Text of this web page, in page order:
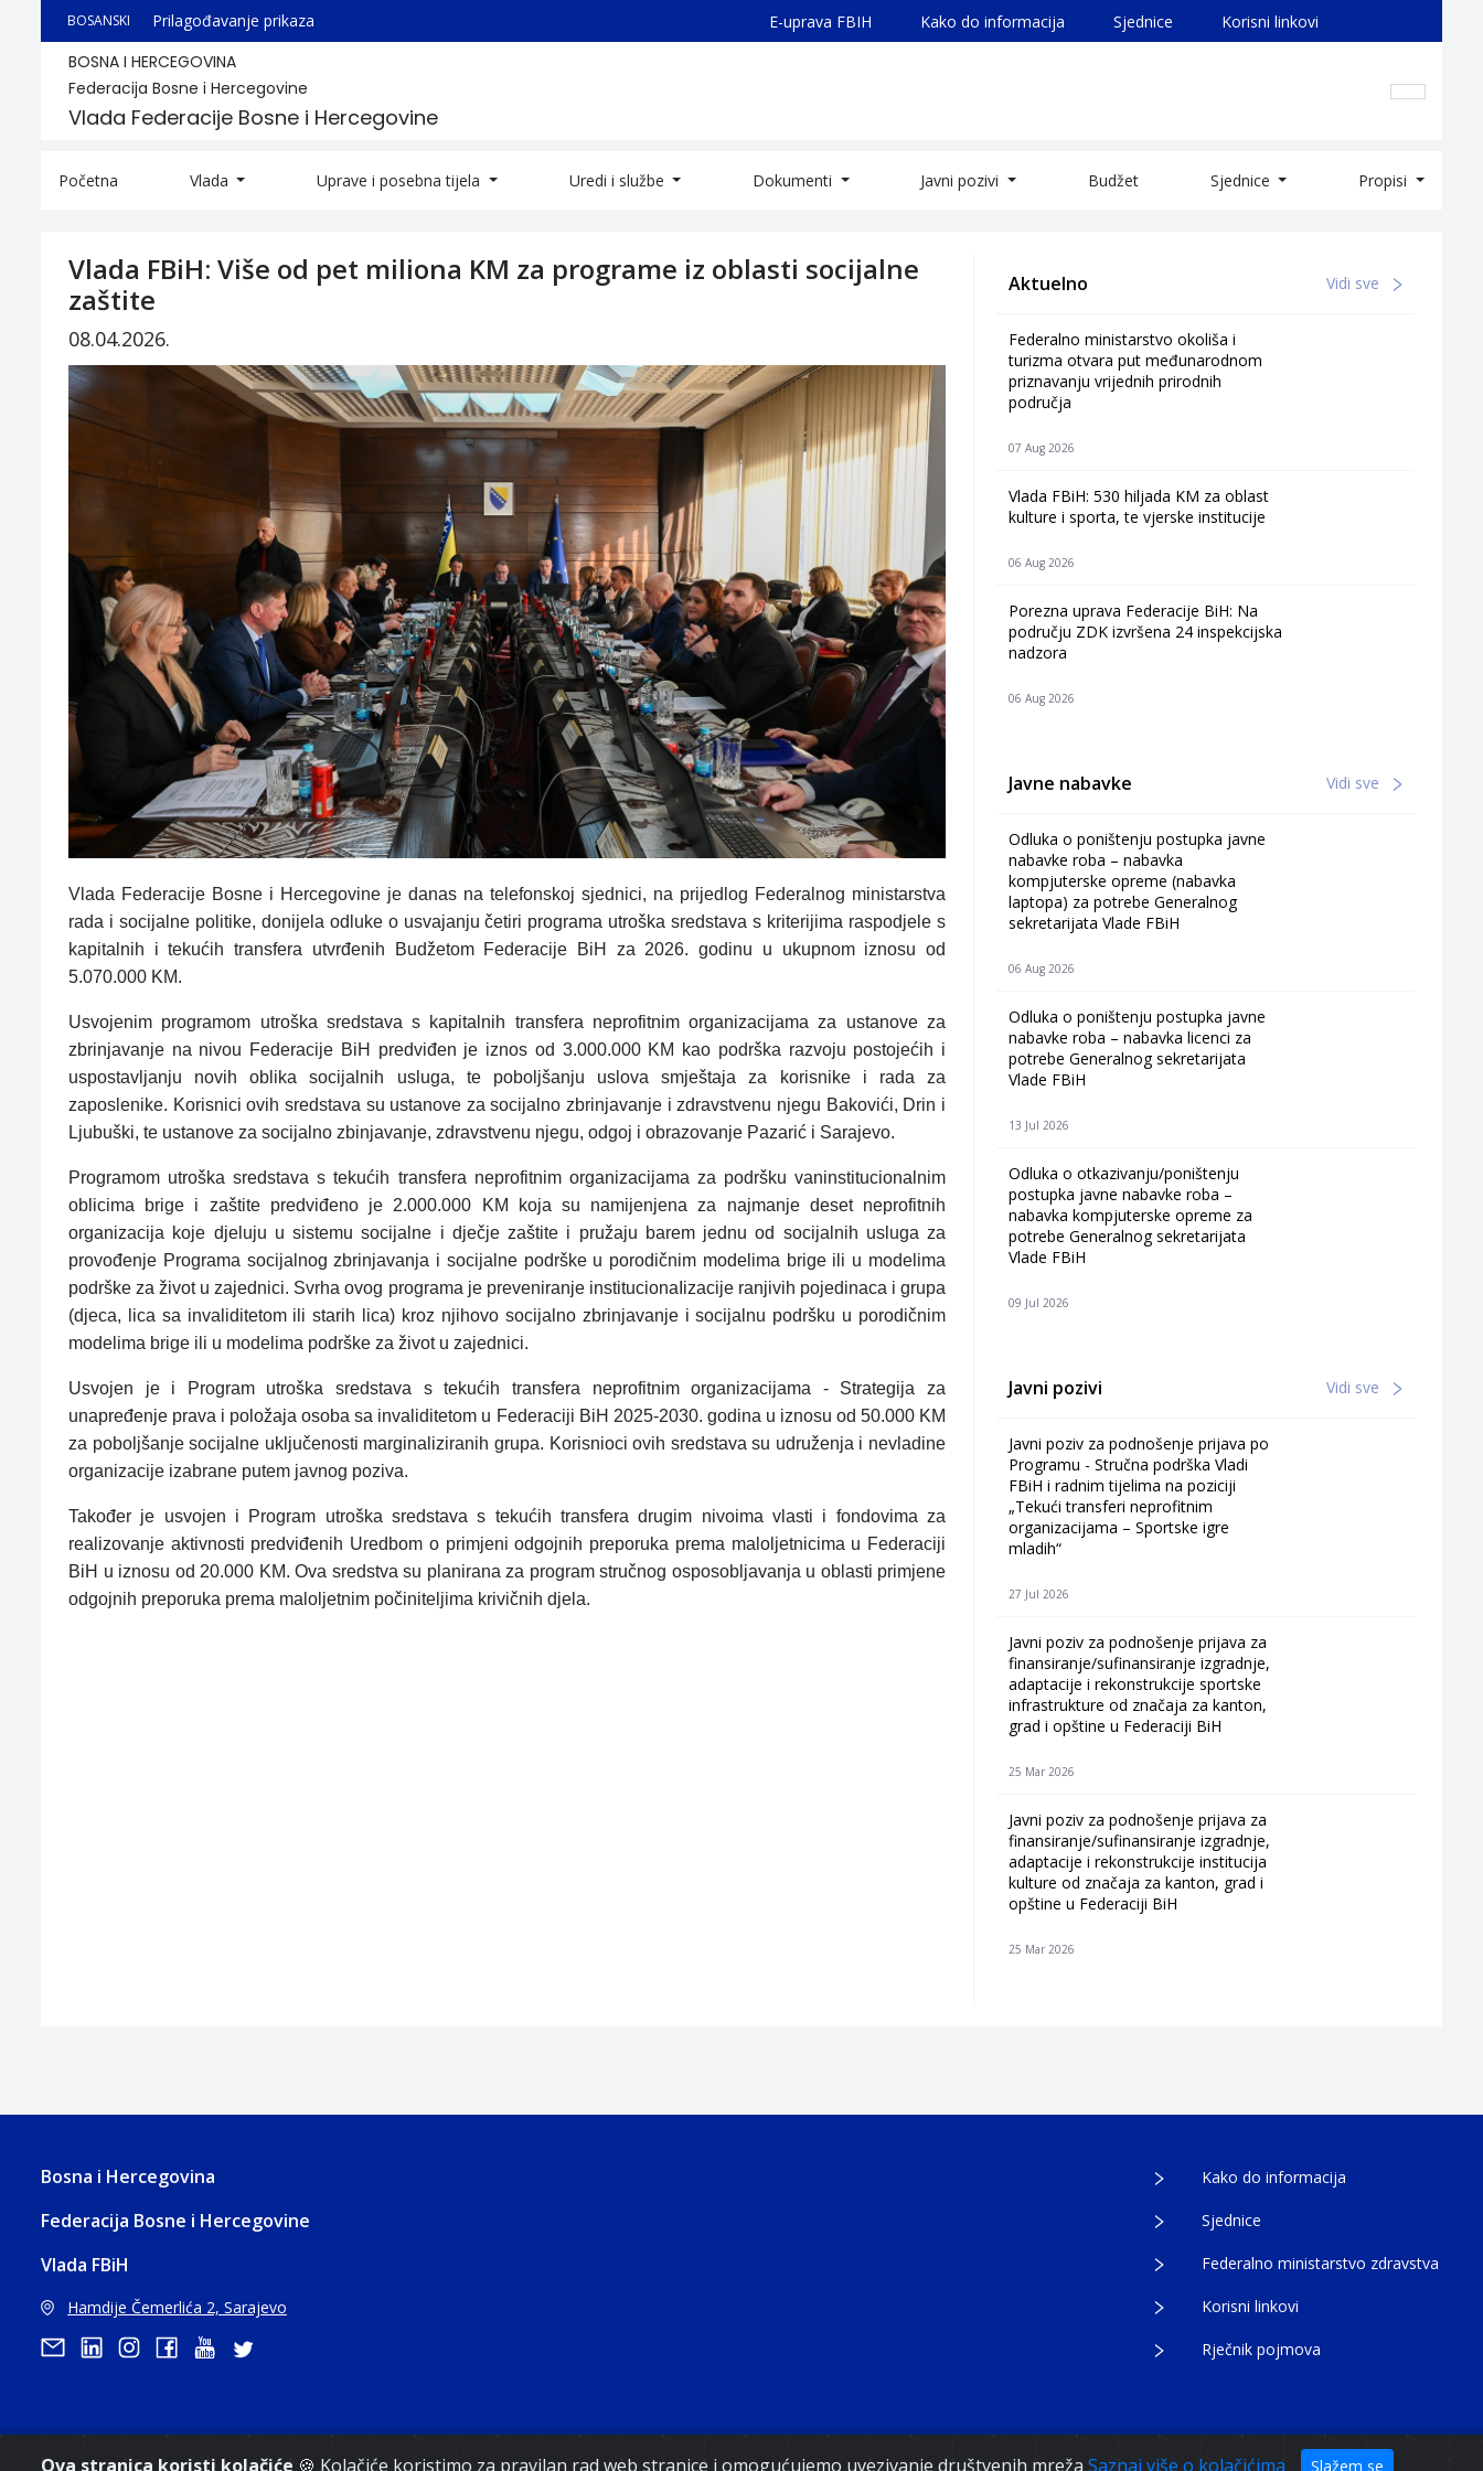
Ova stranica koristi kolačiće 🍪 Kolačiće koristimo za pravilan rad web stranice i omogućujemo uvezivanje društvenih mreža Saznaj više o kolačićima Slažem se
BOSANSKI Prilagođavanje prikaza E-uprava FBIH Kako do informacija Sjednice Korisni linkovi
BOSNA I HERCEGOVINA
Federacija Bosne i Hercegovine
Vlada Federacije Bosne i Hercegovine
Početna Vlada Uprave i posebna tijela Uredi i službe Dokumenti Javni pozivi Budžet Sjednice Propisi
Vlada FBiH: Više od pet miliona KM za programe iz oblasti socijalne
zaštite
08.04.2026.
Vlada Federacije Bosne i Hercegovine je danas na telefonskoj sjednici, na prijedlog Federalnog ministarstva
rada i socijalne politike, donijela odluke o usvajanju četiri programa utroška sredstava s kriterijima raspodjele s
kapitalnih i tekućih transfera utvrđenih Budžetom Federacije BiH za 2026. godinu u ukupnom iznosu od
5.070.000 KM.
Usvojenim programom utroška sredstava s kapitalnih transfera neprofitnim organizacijama za ustanove za
zbrinjavanje na nivou Federacije BiH predviđen je iznos od 3.000.000 KM kao podrška razvoju postojećih i
uspostavljanju novih oblika socijalnih usluga, te poboljšanju uslova smještaja za korisnike i rada za
zaposlenike. Korisnici ovih sredstava su ustanove za socijalno zbrinjavanje i zdravstvenu njegu Bakovići, Drin i
Ljubuški, te ustanove za socijalno zbinjavanje, zdravstvenu njegu, odgoj i obrazovanje Pazarić i Sarajevo.
Programom utroška sredstava s tekućih transfera neprofitnim organizacijama za podršku vaninstitucionalnim
oblicima brige i zaštite predviđeno je 2.000.000 KM koja su namijenjena za najmanje deset neprofitnih
organizacija koje djeluju u sistemu socijalne i dječje zaštite i pružaju barem jednu od socijalnih usluga za
provođenje Programa socijalnog zbrinjavanja i socijalne podrške u porodičnim modelima brige ili u modelima
podrške za život u zajednici. Svrha ovog programa je preveniranje institucionaIizacije ranjivih pojedinaca i grupa
(djeca, lica sa invaliditetom ili starih lica) kroz njihovo socijalno zbrinjavanje i socijalnu podršku u porodičnim
modelima brige ili u modelima podrške za život u zajednici.
Usvojen je i Program utroška sredstava s tekućih transfera neprofitnim organizacijama - Strategija za
unapređenje prava i položaja osoba sa invaliditetom u Federaciji BiH 2025-2030. godina u iznosu od 50.000 KM
za poboljšanje socijalne uključenosti marginaliziranih grupa. Korisnioci ovih sredstava su udruženja i nevladine
organizacije izabrane putem javnog poziva.
Također je usvojen i Program utroška sredstava s tekućih transfera drugim nivoima vlasti i fondovima za
realizovanje aktivnosti predviđenih Uredbom o primjeni odgojnih preporuka prema maloljetnicima u Federaciji
BiH u iznosu od 20.000 KM. Ova sredstva su planirana za program stručnog osposobljavanja u oblasti primjene
odgojnih preporuka prema maloljetnim počiniteljima krivičnih djela.
Aktuelno Vidi sve
Federalno ministarstvo okoliša i
turizma otvara put međunarodnom
priznavanju vrijednih prirodnih
područja
07 Aug 2026
Vlada FBiH: 530 hiljada KM za oblast
kulture i sporta, te vjerske institucije
06 Aug 2026
Porezna uprava Federacije BiH: Na
području ZDK izvršena 24 inspekcijska
nadzora
06 Aug 2026
Javne nabavke Vidi sve
Odluka o poništenju postupka javne
nabavke roba – nabavka
kompjuterske opreme (nabavka
laptopa) za potrebe Generalnog
sekretarijata Vlade FBiH
06 Aug 2026
Odluka o poništenju postupka javne
nabavke roba – nabavka licenci za
potrebe Generalnog sekretarijata
Vlade FBiH
13 Jul 2026
Odluka o otkazivanju/poništenju
postupka javne nabavke roba –
nabavka kompjuterske opreme za
potrebe Generalnog sekretarijata
Vlade FBiH
09 Jul 2026
Javni pozivi Vidi sve
Javni poziv za podnošenje prijava po
Programu - Stručna podrška Vladi
FBiH i radnim tijelima na poziciji
„Tekući transferi neprofitnim
organizacijama – Sportske igre
mladih“
27 Jul 2026
Javni poziv za podnošenje prijava za
finansiranje/sufinansiranje izgradnje,
adaptacije i rekonstrukcije sportske
infrastrukture od značaja za kanton,
grad i opštine u Federaciji BiH
25 Mar 2026
Javni poziv za podnošenje prijava za
finansiranje/sufinansiranje izgradnje,
adaptacije i rekonstrukcije institucija
kulture od značaja za kanton, grad i
opštine u Federaciji BiH
25 Mar 2026
Bosna i Hercegovina
Federacija Bosne i Hercegovine
Vlada FBiH
Hamdije Čemerlića 2, Sarajevo
Kako do informacija
Sjednice
Federalno ministarstvo zdravstva
Korisni linkovi
Rječnik pojmova
Copyright 2021. Vlada Federacije Bosne i Hercegovine